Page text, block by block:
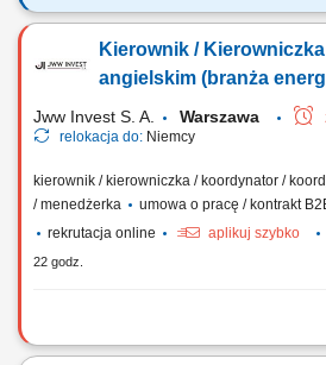
Zadania, które na Ciebie czekają:
rozwiązań z wymaganiami bezpieczeństwa i
projektach transformacyjnych i migracjach do
Kierownik /
angielskim (branża
Jww Invest S. A. Warszawa
relokacja do: Niemcy
kierownik / kierowniczka / koordynator /
/ menedżerka
umowa o pracę / kontrakt
rekrutacja online
aplikuj szybko
22 godz.
Miejsce pracy: Projekty zarówno polskie jak